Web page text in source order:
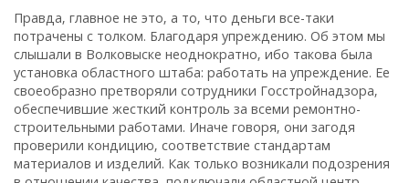
Правда‚ главное не это‚ а то‚ что деньги все-таки
потрачены с толком. Благодаря упреждению. Об этом мы
слышали в Волковыске неоднократно‚ ибо такова была
установка областного штаба: работать на упреждение. Ее
своеобразно претворяли сотрудники Госстройнадзора‚
обеспечившие жесткий контроль за всеми ремонтно-
строительными работами. Иначе говоря‚ они загодя
проверили кондицию‚ соответствие стандартам
материалов и изделий. Как только возникали подозрения